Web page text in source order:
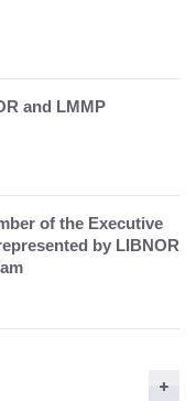
and LMMP
of the Executive
by LIBNOR